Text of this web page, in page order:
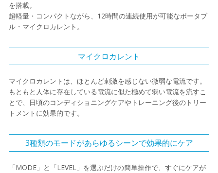
を搭載。
超軽量・コンパクトながら、12時間の連続使用が可能なポータブ
ル・マイクロカレント。
マイクロカレント
マイクロカレントは、ほとんど刺激を感じない微弱な電流です。
もともと人体に存在している電流に似た極めて弱い電流を流すこ
とで、日頃のコンディショニングケアやトレーニング後のトリー
トメントに効果的です。
3種類のモードがあらゆるシーンで効果的にケア
「MODE」と「LEVEL」を選ぶだけの簡単操作で、すぐにケアが